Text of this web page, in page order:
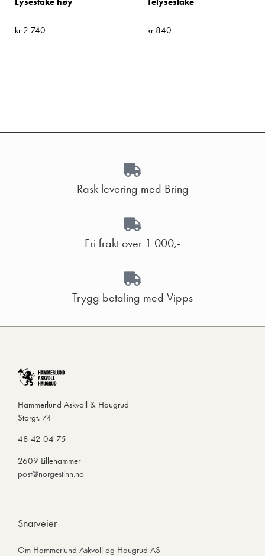
kr2 740 kr840
Rask levering med Bring
Fri frakt over 1 000,-
Trygg betaling med Vipps
Hammerlund Askvoll & Haugrud
Storgt. 74
48 42 04 75
2609 Lillehammer
post@norgestinn.no
Snarveier
Om Hammerlund Askvoll og Haugrud AS